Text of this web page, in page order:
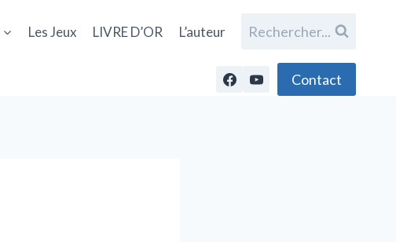
Les Jeux LIVRE D’OR L’auteur Rechercher...
Contact